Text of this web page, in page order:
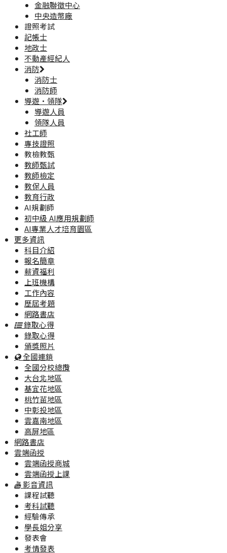
金融聯徵中心
中央造幣廠
證照考試
記帳士
地政士
不動產經紀人
消防
消防士
消防師
導遊·領隊
導遊人員
領隊人員
社工師
專技證照
教檢教甄
教師甄試
教師檢定
教保人員
教育行政
AI規劃師
初中級 AI應用規劃師
AI專業人才培育園區
更多資訊
科目介紹
報名簡章
薪資福利
上班機構
工作內容
歷屆考題
網路書店
錄取心得
錄取心得
頒獎照片
全國連鎖
全國分校總攬
大台北地區
基宜花地區
桃竹苗地區
中彰投地區
雲嘉南地區
高屏地區
網路書店
雲端函授
雲端函授商城
雲端函授上課
影音資訊
課程試聽
考科試聽
經驗傳承
學長姐分享
發表會
考情發表